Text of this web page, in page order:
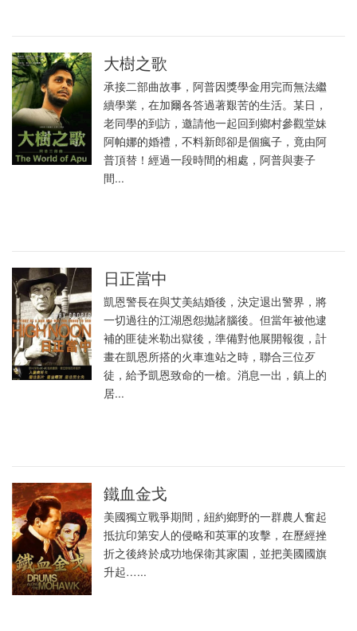
大樹之歌
承接二部曲故事，阿普因獎學金用完而無法繼
續學業，在加爾各答過著艱苦的生活。某日，
老同學的到訪，邀請他一起回到鄉村參觀堂妹
阿帕娜的婚禮，不料新郎卻是個瘋子，竟由阿
普頂替！經過一段時間的相處，阿普與妻子
間...
日正當中
凱恩警長在與艾美結婚後，決定退出警界，將
一切過往的江湖恩怨拋諸腦後。但當年被他逮
補的匪徒米勒出獄後，準備對他展開報復，計
畫在凱恩所搭的火車進站之時，聯合三位歹
徒，給予凱恩致命的一槍。消息一出，鎮上的
居...
鐵血金戈
美國獨立戰爭期間，紐約鄉野的一群農人奮起
抵抗印第安人的侵略和英軍的攻擊，在歷經挫
折之後終於成功地保衛其家園，並把美國國旗
升起…...